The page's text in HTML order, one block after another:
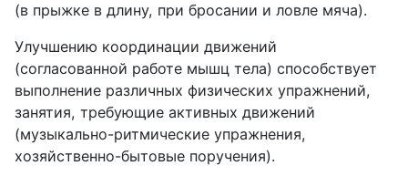
(в прыжке в длину, при бросании и ловле мяча).
Улучшению координации движений
(согласованной работе мышц тела) способствует
выполнение различных физических упражнений,
занятия, требующие активных движений
(музыкально-ритмические упражнения,
хозяйственно-бытовые поручения).